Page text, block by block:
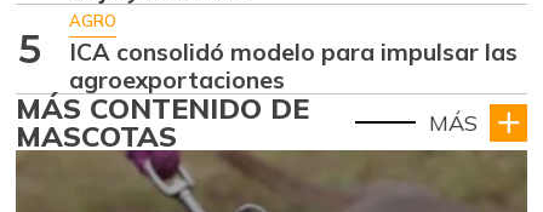
5
AGRO
ICA consolidó modelo para impulsar las
agroexportaciones
MÁS CONTENIDO DE
MASCOTAS MÁS